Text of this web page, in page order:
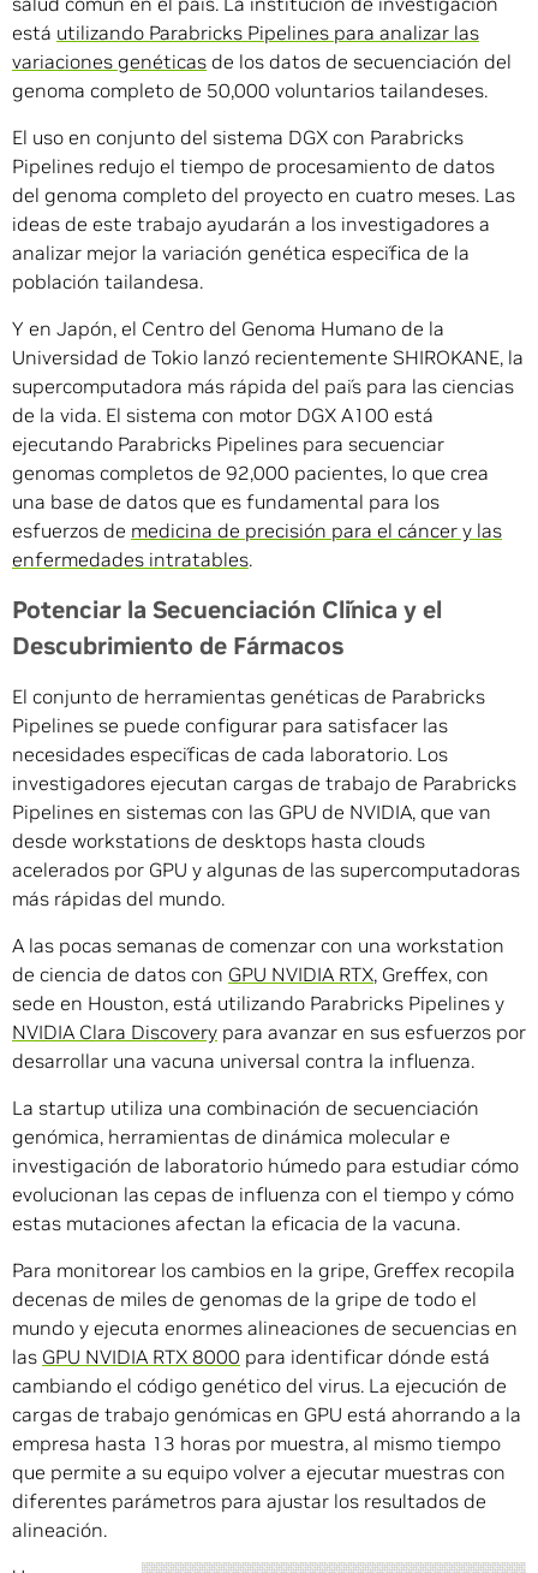
está utilizando Parabricks Pipelines para analizar las
variaciones genéticas de los datos de secuenciación del
genoma completo de 50,000 voluntarios tailandeses.
El uso en conjunto del sistema DGX con Parabricks
Pipelines redujo el tiempo de procesamiento de datos
del genoma completo del proyecto en cuatro meses. Las
ideas de este trabajo ayudarán a los investigadores a
analizar mejor la variación genética específica de la
población tailandesa.
Y en Japón, el Centro del Genoma Humano de la
Universidad de Tokio lanzó recientemente SHIROKANE, la
supercomputadora más rápida del país para las ciencias
de la vida. El sistema con motor DGX A100 está
ejecutando Parabricks Pipelines para secuenciar
genomas completos de 92,000 pacientes, lo que crea
una base de datos que es fundamental para los
esfuerzos de medicina de precisión para el cáncer y las
enfermedades intratables.
Potenciar la Secuenciación Clínica y el
Descubrimiento de Fármacos
El conjunto de herramientas genéticas de Parabricks
Pipelines se puede configurar para satisfacer las
necesidades específicas de cada laboratorio. Los
investigadores ejecutan cargas de trabajo de Parabricks
Pipelines en sistemas con las GPU de NVIDIA, que van
desde workstations de desktops hasta clouds
acelerados por GPU y algunas de las supercomputadoras
más rápidas del mundo.
A las pocas semanas de comenzar con una workstation
de ciencia de datos con GPU NVIDIA RTX, Greffex, con
sede en Houston, está utilizando Parabricks Pipelines y
NVIDIA Clara Discovery para avanzar en sus esfuerzos por
desarrollar una vacuna universal contra la influenza.
La startup utiliza una combinación de secuenciación
genómica, herramientas de dinámica molecular e
investigación de laboratorio húmedo para estudiar cómo
evolucionan las cepas de influenza con el tiempo y cómo
estas mutaciones afectan la eficacia de la vacuna.
Para monitorear los cambios en la gripe, Greffex recopila
decenas de miles de genomas de la gripe de todo el
mundo y ejecuta enormes alineaciones de secuencias en
las GPU NVIDIA RTX 8000 para identificar dónde está
cambiando el código genético del virus. La ejecución de
cargas de trabajo genómicas en GPU está ahorrando a la
empresa hasta 13 horas por muestra, al mismo tiempo
que permite a su equipo volver a ejecutar muestras con
diferentes parámetros para ajustar los resultados de
alineación.